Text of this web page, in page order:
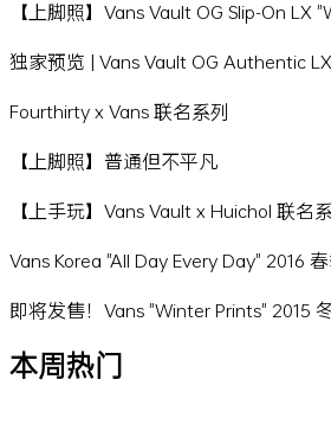
【上脚照】Vans Vault OG Slip-On LX
独家预览 | Vans Vault OG Authentic
Fourthirty x Vans 联名系列
【上脚照】普通但不平凡
【上手玩】Vans Vault x Huichol 联名
Vans Korea "All Day Every Day" 2016
即将发售！Vans "Winter Prints" 2015
本周热门